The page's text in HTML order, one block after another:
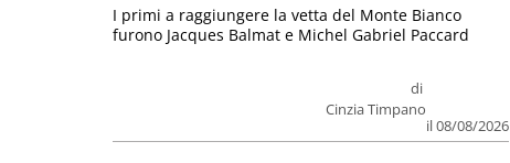
di
Cinzia Timpano
il 08/08/2026
I primi a raggiungere la vetta del Monte Bianco
furono Jacques Balmat e Michel Gabriel Paccard